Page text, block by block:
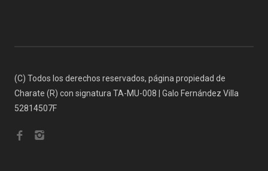
(C) Todos los derechos reservados, página propiedad de
Charate (R) con signatura TA-MU-008 | Galo Fernández Villa
52814507F